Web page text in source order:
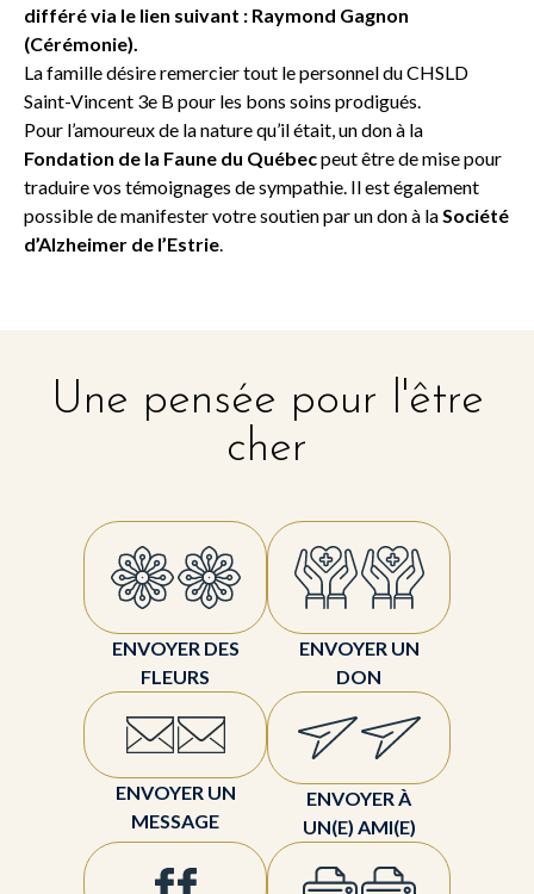
différé via le lien suivant : Raymond Gagnon
(Cérémonie).
La famille désire remercier tout le personnel du CHSLD
Saint-Vincent 3e B pour les bons soins prodigués.
Pour l’amoureux de la nature qu’il était, un don à la
Fondation de la Faune du Québecpeut être de mise pour
traduire vos témoignages de sympathie. Il est également
possible de manifester votre soutien par un don à laSociété
d’Alzheimer de l’Estrie.
Une pensée pour l'être
cher
ENVOYER DES
FLEURS
ENVOYER UN
DON
ENVOYER UN
MESSAGE
ENVOYER À
UN(E) AMI(E)